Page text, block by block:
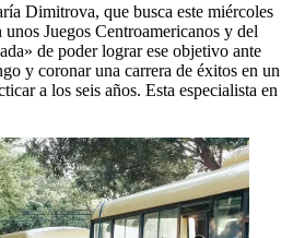
Dimitrova, que busca este miércoles
Juegos Centroamericanos y del
de poder lograr ese objetivo ante
y coronar una carrera de éxitos en un
a los seis años. Esta especialista en